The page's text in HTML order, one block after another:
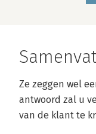
Ze zeggen wel
antwoord zal u
van de klant te